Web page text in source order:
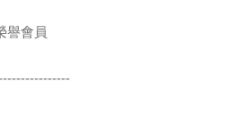
譽會員